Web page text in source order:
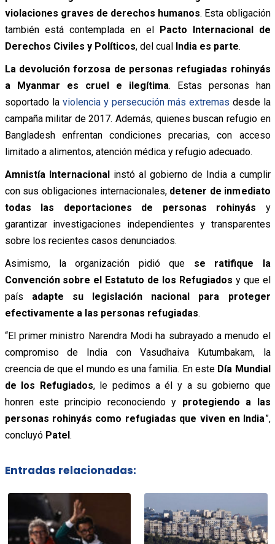
violaciones graves de derechos humanos. Esta obligación
también está contemplada en el Pacto Internacional de
Derechos Civiles y Políticos, del cual India es parte.
La devolución forzosa de personas refugiadas rohinyás
a Myanmar es cruel e ilegítima. Estas personas han
soportado la violencia y persecución más extremas desde la
campaña militar de 2017. Además, quienes buscan refugio en
Bangladesh enfrentan condiciones precarias, con acceso
limitado a alimentos, atención médica y refugio adecuado.
Amnistía Internacional instó al gobierno de India a cumplir
con sus obligaciones internacionales,detener de inmediato
todas las deportaciones de personas rohinyás y
garantizar investigaciones independientes y transparentes
sobre los recientes casos denunciados.
Asimismo, la organización pidió que se ratifique la
Convención sobre el Estatuto de los Refugiados y que el
país adapte su legislación nacional para proteger
efectivamente a las personas refugiadas.
“El primer ministro Narendra Modi ha subrayado a menudo el
compromiso de India con Vasudhaiva Kutumbakam, la
creencia de que el mundo es una familia. En este Día Mundial
de los Refugiados, le pedimos a él y a su gobierno que
honren este principio reconociendo y protegiendo a las
personas rohinyás como refugiadas que viven en India”,
concluyó Patel.
Entradas relacionadas: